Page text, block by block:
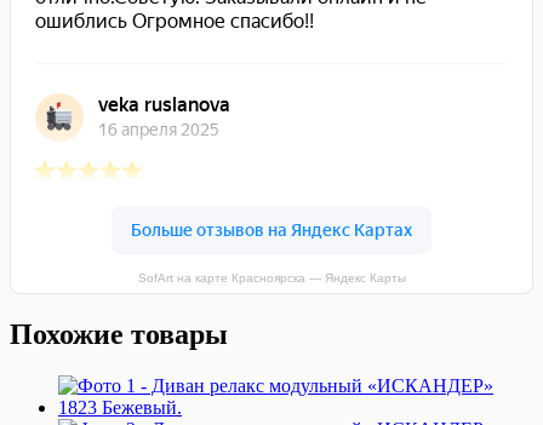
SofArt на карте Красноярска — Яндекс Карты
Похожие товары